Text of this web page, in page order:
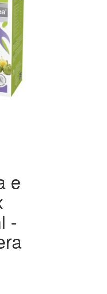
e
-